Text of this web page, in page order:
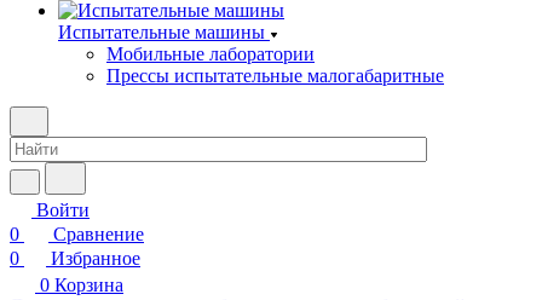
Испытательные машины
Мобильные лаборатории
Прессы испытательные малогабаритные
Войти
0
Сравнение
0
Избранное
0 Корзина